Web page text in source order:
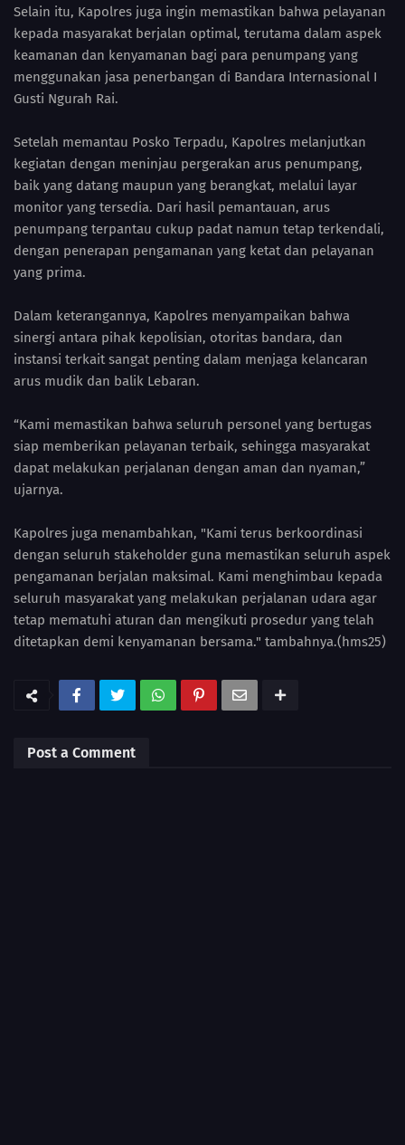
Selain itu, Kapolres juga ingin memastikan bahwa pelayanan
kepada masyarakat berjalan optimal, terutama dalam aspek
keamanan dan kenyamanan bagi para penumpang yang
menggunakan jasa penerbangan di Bandara Internasional I
Gusti Ngurah Rai.
Setelah memantau Posko Terpadu, Kapolres melanjutkan
kegiatan dengan meninjau pergerakan arus penumpang,
baik yang datang maupun yang berangkat, melalui layar
monitor yang tersedia. Dari hasil pemantauan, arus
penumpang terpantau cukup padat namun tetap terkendali,
dengan penerapan pengamanan yang ketat dan pelayanan
yang prima.
Dalam keterangannya, Kapolres menyampaikan bahwa
sinergi antara pihak kepolisian, otoritas bandara, dan
instansi terkait sangat penting dalam menjaga kelancaran
arus mudik dan balik Lebaran.
“Kami memastikan bahwa seluruh personel yang bertugas
siap memberikan pelayanan terbaik, sehingga masyarakat
dapat melakukan perjalanan dengan aman dan nyaman,”
ujarnya.
Kapolres juga menambahkan, "Kami terus berkoordinasi
dengan seluruh stakeholder guna memastikan seluruh aspek
pengamanan berjalan maksimal. Kami menghimbau kepada
seluruh masyarakat yang melakukan perjalanan udara agar
tetap mematuhi aturan dan mengikuti prosedur yang telah
ditetapkan demi kenyamanan bersama." tambahnya.(hms25)
Post a Comment